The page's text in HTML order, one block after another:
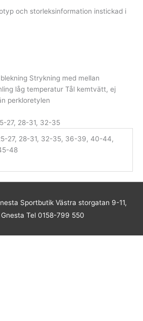
och storleksinformation instickad i
Strykning med mellan
låg temperatur Tål kemtvätt, ej
perkloretylen
27, 28-31, 32-35
27, 28-31, 32-35, 36-39, 40-44,
48
SportbutikVästra storgatan 9-11,
Tel 0158-799 550